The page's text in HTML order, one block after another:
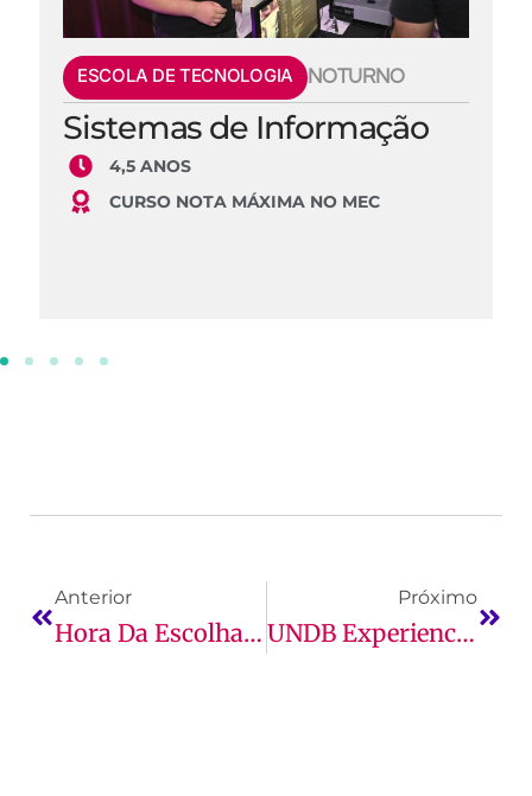
ESCOLA DE TECNOLOGIA NOTURNO
Sistemas de Informação
4,5 ANOS
CURSO NOTA MÁXIMA NO MEC
Anterior
Hora Da Escolha: Como O Coordenador De Curso Pode Te Ajudar
Próximo
UNDB Experience: Vivência Universitária Antes Da Graduação